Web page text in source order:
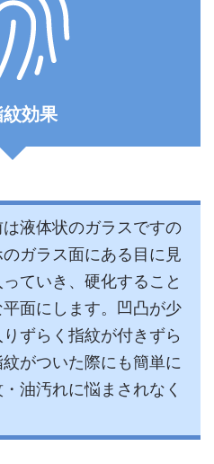
効果
液体状のガラスですの
ガラス面にある目に見
ていき、硬化すること
面にします。凹凸が少
ずらく指紋が付きずら
がついた際にも簡単に
油汚れに悩まされなく